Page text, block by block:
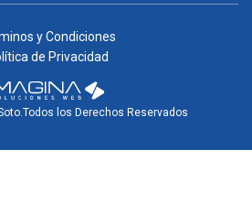
y Condiciones
de Privacidad
los Derechos Reservados